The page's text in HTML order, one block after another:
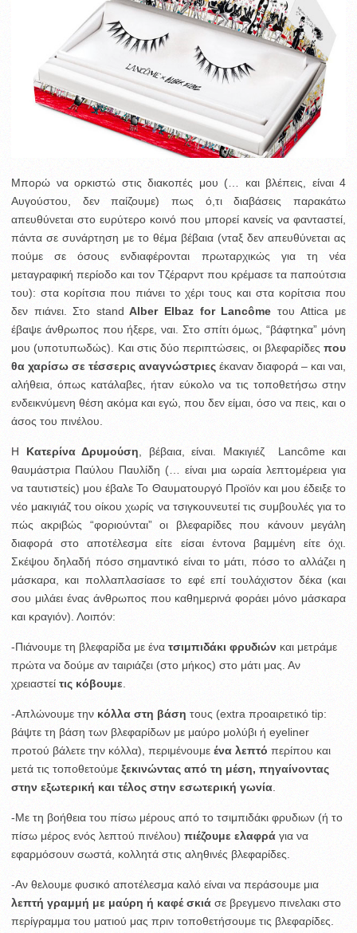
Μπορώ να ορκιστώ στις διακοπές μου (… και βλέπεις, είναι 4
Αυγούστου, δεν παίζουμε) πως ό,τι διαβάσεις παρακάτω
απευθύνεται στο ευρύτερο κοινό που μπορεί κανείς να φανταστεί,
πάντα σε συνάρτηση με το θέμα βέβαια (νταξ δεν απευθύνεται ας
πούμε σε όσους ενδιαφέρονται πρωταρχικώς για τη νέα
μεταγραφική περίοδο και τον Τζέραρντ που κρέμασε τα παπούτσια
του): στα κορίτσια που πιάνει το χέρι τους και στα κορίτσια που
δεν πιάνει. Στο stand Alber Elbaz for Lancôme του Attica με
έβαψε άνθρωπος που ήξερε, ναι. Στο σπίτι όμως, “βάφτηκα” μόνη
μου (υποτυπωδώς). Και στις δύο περιπτώσεις, οι βλεφαρίδες που
θα χαρίσω σε τέσσερις αναγνώστριες έκαναν διαφορά – και ναι,
αλήθεια, όπως κατάλαβες, ήταν εύκολο να τις τοποθετήσω στην
ενδεικνύμενη θέση ακόμα και εγώ, που δεν είμαι, όσο να πεις, και ο
άσος του πινέλου.
Η Κατερίνα Δρυμούση , βέβαια, είναι. Μακιγιέζ Lancôme και
θαυμάστρια Παύλου Παυλίδη (… είναι μια ωραία λεπτομέρεια για
να ταυτιστείς) μου έβαλε Το Θαυματουργό Προϊόν και μου έδειξε το
νέο μακιγιάζ του οίκου χωρίς να τσιγκουνευτεί τις συμβουλές για το
πώς ακριβώς “φοριούνται” οι βλεφαρίδες που κάνουν μεγάλη
διαφορά στο αποτέλεσμα είτε είσαι έντονα βαμμένη είτε όχι.
Σκέψου δηλαδή πόσο σημαντικό είναι το μάτι, πόσο το αλλάζει η
μάσκαρα, και πολλαπλασίασε το εφέ επί τουλάχιστον δέκα (και
σου μιλάει ένας άνθρωπος που καθημερινά φοράει μόνο μάσκαρα
και κραγιόν). Λοιπόν:
-Πιάνουμε τη βλεφαρίδα με ένα τσιμπιδάκι φρυδιών και μετράμε
πρώτα να δούμε αν ταιριάζει (στο μήκος) στο μάτι μας. Αν
χρειαστεί τις κόβουμε
-Απλώνουμε την κόλλα στη βάση τους (extra προαιρετικό tip:
βάψτε τη βάση των βλεφαρίδων με μαύρο μολύβι ή eyeliner
προτού βάλετε την κόλλα), περιμένουμε ένα λεπτό περίπου και
μετά τις τοποθετούμε ξεκινώντας από τη μέση, πηγαίνοντας
στην εξωτερική και τέλος στην εσωτερική γωνία
-Με τη βοήθεια του πίσω μέρους από το τσιμπιδάκι φρυδιων (ή το
πίσω μέρος ενός λεπτού πινέλου) πιέζουμε ελαφρά για να
εφαρμόσουν σωστά, κολλητά στις αληθινές βλεφαρίδες.
-Αν θελουμε φυσικό αποτέλεσμα καλό είναι να περάσουμε μια
λεπτή γραμμή με μαύρη ή καφέ σκιά σε βρεγμενο πινελακι στο
περίγραμμα του ματιού μας πριν τοποθετήσουμε τις βλεφαρίδες.